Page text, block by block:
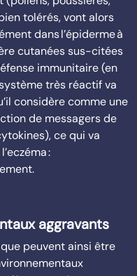
tolérés, vont alors
dans l’épiderme à
cutanées sus-citées
immunitaire (en
très réactif va
considère comme une
de messagers de
ce qui va
:
aggravants
peuvent ainsi être